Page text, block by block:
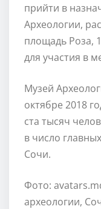
прийти в
Археологии,
площадь Роза,
для участия в
Музей
октябре 2018
ста тысяч
в число
Сочи.
Фото:
археологии,